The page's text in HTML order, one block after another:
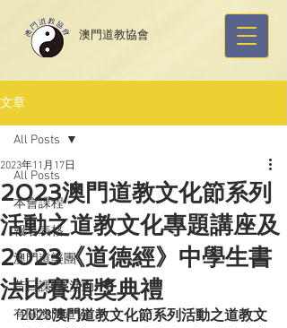
​澳門道教協會
文章
All Posts
本會課程
報名表格
澳門道樂團
昔日課程/活動
有關澳門道協
All Posts
2023澳門道教文化節系列
活動之道教文化專題講座及
2023《道德經》中學生書
法比賽頒獎典禮
2023年11月17日
2023澳門道教文化節系列活動之道教文